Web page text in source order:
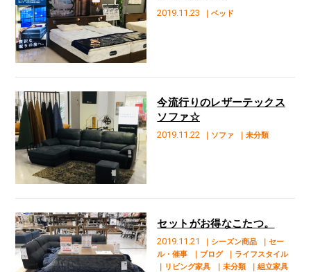
2019.11.23 ｜ベッド
2019.11.22 ｜ソファ ｜未分類
今流行りのレザーテックス
ソファ☆
2019.11.21 ｜シーズン商品
｜セー
ル・催事
｜ブログ
｜ライフスタイル
｜リビング家具
｜未分類
｜組立家具
セットがお得なこたつ。